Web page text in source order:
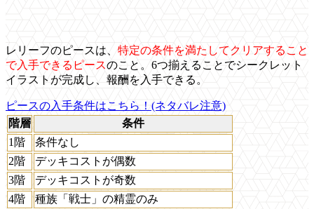
レリーフのピースは、 特定の条件を満たしてクリアすること
で入手できるピースのこと。6つ揃えることでシークレット
イラストが完成し、報酬を入手できる。
ピースの入手条件はこちら！(ネタバレ注意)
階層
条件
1階
条件なし
2階
デッキコストが偶数
3階
デッキコストが奇数
4階
種族「戦士」の精霊のみ